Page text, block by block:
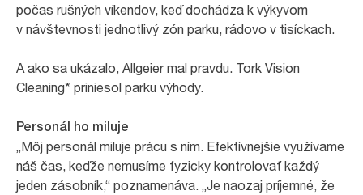
počas rušných víkendov, keď dochádza k výkyvom
v návštevnosti jednotlivý zón parku, rádovo v tisíckach.
A ako sa ukázalo, Allgeier mal pravdu. Tork Vision
Cleaning* priniesol parku výhody.
Personál ho miluje
„Môj personál miluje prácu s ním. Efektívnejšie využívame
náš čas, keďže nemusíme fyzicky kontrolovať každý
jeden zásobník,“ poznamenáva. „Je naozaj príjemné, že